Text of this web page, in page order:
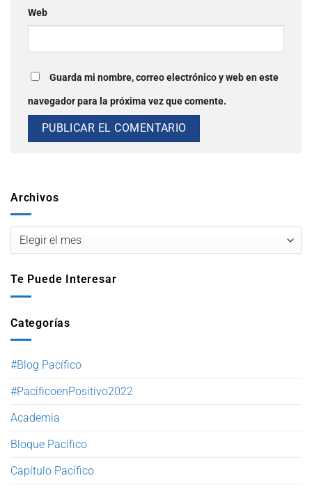
Archivos
Te Puede Interesar
Categorías
#Blog Pacífico
#PacíficoenPositivo2022
Academia
Bloque Pacífico
Capítulo Pacífico
Web
Guarda mi nombre, correo electrónico y web en este
navegador para la próxima vez que comente.